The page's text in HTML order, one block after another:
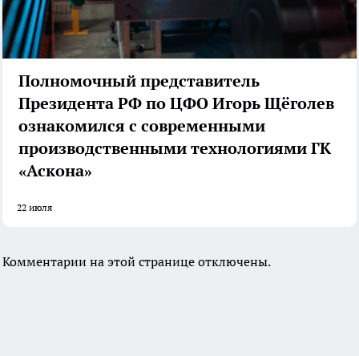
Полномочный представитель
Президента РФ по ЦФО Игорь Щёголев
ознакомился с современными
производственными технологиями ГК
«Аскона»
22 июля
Комментарии на этой странице отключены.